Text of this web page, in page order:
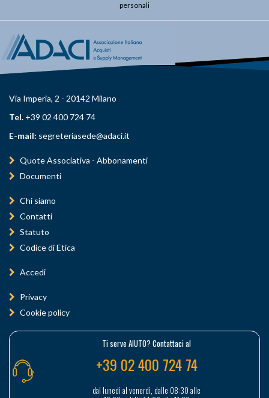
personali
Via Imperia, 2 - 20142 Milano
Tel. +39 02 400 724 74
E-mail: segreteriasede@adaci.it
Quote Associativa - Abbonamenti
Documenti
Chi siamo
Contatti
Statuto
Codice di Etica
Accedi
Privacy
Cookie policy
Ti serve AIUTO? Contattaci al
+39 02 400 724 74
dal lunedì al venerdì, dalle 08:30 alle